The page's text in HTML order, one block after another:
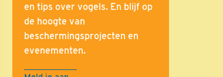
en tips over vogels. En blijf op
de hoogte van
beschermingsprojecten en
evenementen.